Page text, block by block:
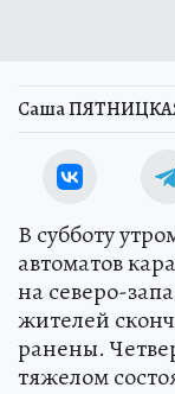
Саша
В субботу
автоматов
на северо-
жителей
ранены.
тяжелом